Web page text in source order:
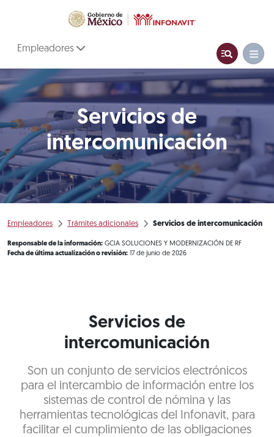
Empleadores
Servicios de
intercomunicación
Empleadores Trámites adicionales Servicios de intercomunicación
Responsable de la información: GCIA SOLUCIONES Y MODERNIZACIÓN DE RF
Fecha de última actualización o revisión: 17 de junio de 2026
Servicios de
intercomunicación
Son un conjunto de servicios electrónicos
para el intercambio de información entre los
sistemas de control de nómina y las
herramientas tecnológicas del Infonavit, para
facilitar el cumplimiento de las obligaciones